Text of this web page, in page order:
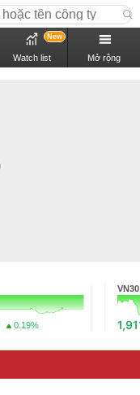
Watch list
New
Mở rộng
0.19%
VN30